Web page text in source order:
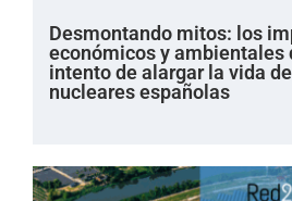
Desmontando mitos: los
económicos y ambientales
intento de alargar la vida
nucleares españolas